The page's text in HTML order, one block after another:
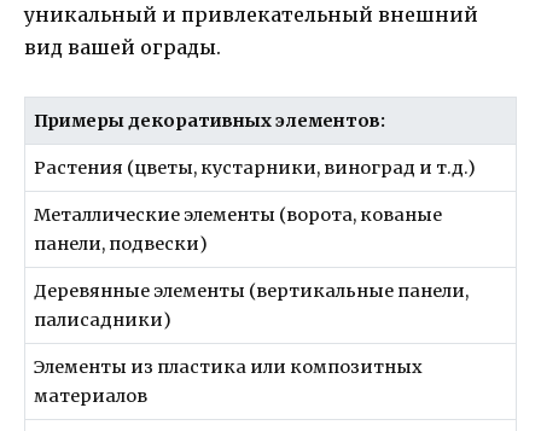
уникальный и привлекательный внешний
вид вашей ограды.
Примеры декоративных элементов:
Растения (цветы, кустарники, виноград и т.д.)
Металлические элементы (ворота, кованые
панели, подвески)
Деревянные элементы (вертикальные панели,
палисадники)
Элементы из пластика или композитных
материалов